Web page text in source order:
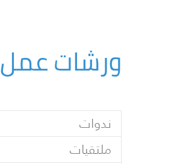
ورشات عمل
ندوات
ملتقيات